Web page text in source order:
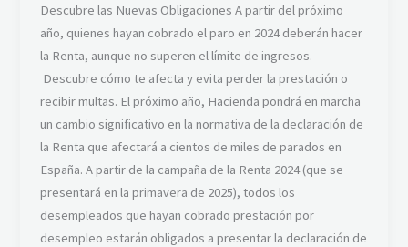
Descubre las Nuevas Obligaciones A partir del próximo
año, quienes hayan cobrado el paro en 2024 deberán hacer
la Renta, aunque no superen el límite de ingresos.
Descubre cómo te afecta y evita perder la prestación o
recibir multas. El próximo año, Hacienda pondrá en marcha
un cambio significativo en la normativa de la declaración de
la Renta que afectará a cientos de miles de parados en
España. A partir de la campaña de la Renta 2024 (que se
presentará en la primavera de 2025), todos los
desempleados que hayan cobrado prestación por
desempleo estarán obligados a presentar la declaración de